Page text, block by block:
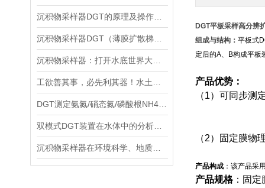
DGT平板采样高分辨
组成与结构： 平板式
定后的A、 B构成平板
产品优势：
（1） 可同步测
（2） 固定膜物
产品构成 ：该产品采
产品规格：固定